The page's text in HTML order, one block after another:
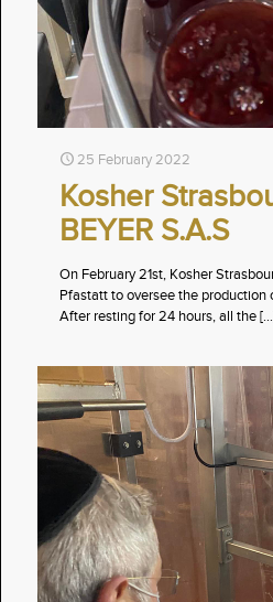
25 February 2022
Kosher
BEYER S.A.S
On February 21st, Kosher
Pfastatt to oversee the production
After resting for 24 hours, all the